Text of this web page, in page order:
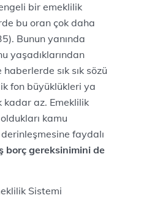
bir emeklilik
bu oran çok daha
Bunun yanında
yaşadıklarından
sık sık sözü
fon büyüklükleri ya
kadar az. Emeklilik
kamu
faydalı
borç gereksinimini de
Sistemi